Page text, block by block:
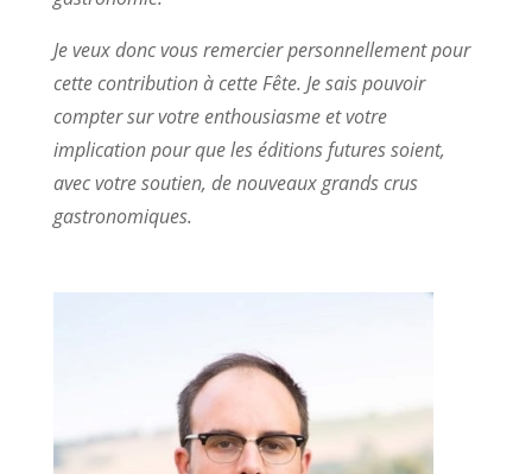
Je veux donc vous remercier personnellement pour
cette contribution à cette Fête. Je sais pouvoir
compter sur votre enthousiasme et votre
implication pour que les éditions futures soient,
avec votre soutien, de nouveaux grands crus
gastronomiques.